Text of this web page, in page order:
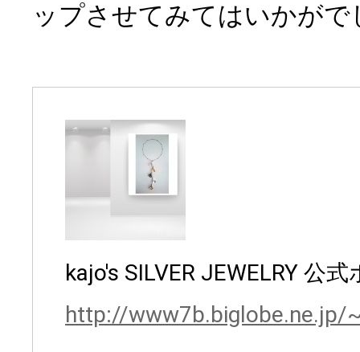
ップさせてみてはいかがで
kajo's SILVER JEWELRY 公
http://www7b.biglobe.ne.jp/